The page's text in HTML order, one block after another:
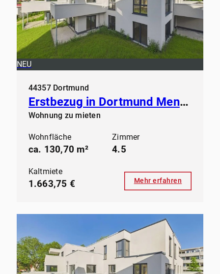
NEU
44357 Dortmund
Erstbezug in Dortmund Mengede - Modernes Wohnen ab sofort
Wohnung zu mieten
Wohnfläche
ca. 130,70 m²
Zimmer
4.5
Kaltmiete
1.663,75 € Mehr erfahren